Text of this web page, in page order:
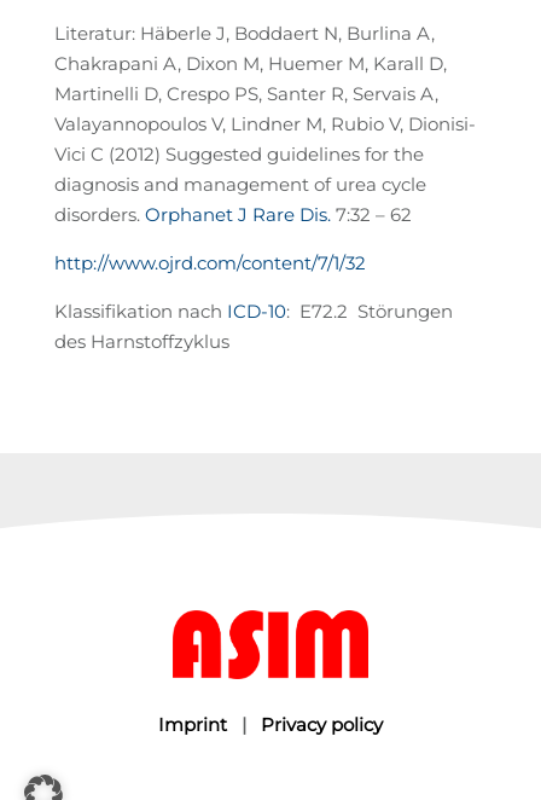
Literatur: Häberle J, Boddaert N, Burlina A,
Chakrapani A, Dixon M, Huemer M, Karall D,
Martinelli D, Crespo PS, Santer R, Servais A,
Valayannopoulos V, Lindner M, Rubio V, Dionisi-
Vici C (2012) Suggested guidelines for the
diagnosis and management of urea cycle
disorders. Orphanet J Rare Dis. 7:32 – 62
http://www.ojrd.com/content/7/1/32
Klassifikation nach ICD-10: E72.2 Störungen
des Harnstoffzyklus
Imprint| Privacy policy